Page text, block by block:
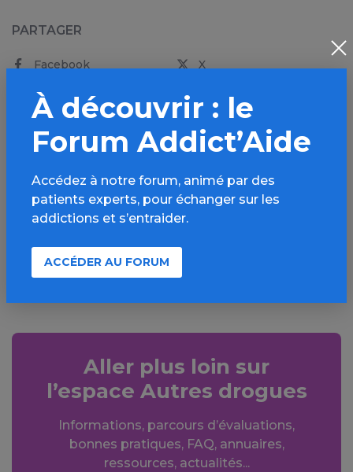
PARTAGER
Facebook X
LinkedIn
» en savoir plus
Aller plus loin sur
l’espace Autres drogues
Informations, parcours d’évaluations,
bonnes pratiques, FAQ, annuaires,
ressources, actualités...
À découvrir : le
Forum Addict’Aide
Accédez à notre forum, animé par des
patients experts, pour échanger sur les
addictions et s’entraider.
ACCÉDER AU FORUM